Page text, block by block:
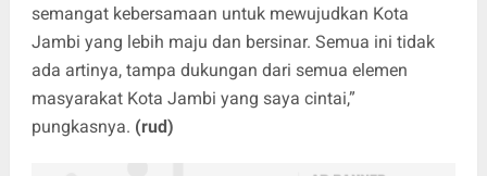
semangat kebersamaan untuk mewujudkan Kota
Jambi yang lebih maju dan bersinar. Semua ini tidak
ada artinya, tampa dukungan dari semua elemen
masyarakat Kota Jambi yang saya cintai,”
pungkasnya. (rud)